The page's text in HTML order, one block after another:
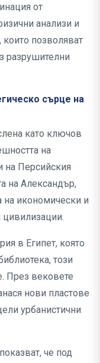
от
анализи и
позволяват
разрушителни
сърце на
като ключов
на
на Персийския
на Александър,
на икономически и
в Египет, която
този
През вековете
нови пластове
урбанистични
че под